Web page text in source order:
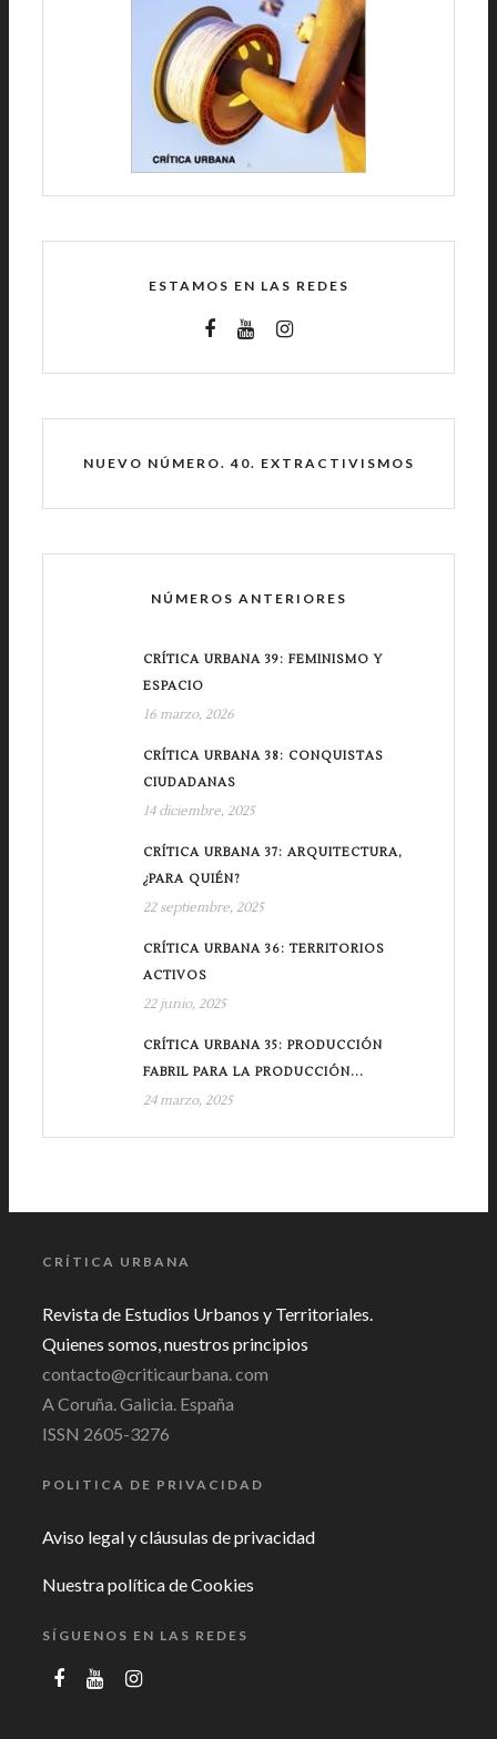
ESTAMOS EN LAS REDES
NUEVO NÚMERO. 40. EXTRACTIVISMOS
NÚMEROS ANTERIORES
CRÍTICA URBANA 39: FEMINISMO Y
ESPACIO
16 marzo, 2026
CRÍTICA URBANA 38: CONQUISTAS
CIUDADANAS
14 diciembre, 2025
CRÍTICA URBANA 37: ARQUITECTURA,
¿PARA QUIÉN?
22 septiembre, 2025
CRÍTICA URBANA 36: TERRITORIOS
ACTIVOS
22 junio, 2025
CRÍTICA URBANA 35: PRODUCCIÓN
FABRIL PARA LA PRODUCCIÓN...
24 marzo, 2025
CRÍTICA URBANA
Revista de Estudios Urbanos y Territoriales.
Quienes somos, nuestros principios
contacto@criticaurbana. com
A Coruña. Galicia. España
ISSN 2605-3276
POLITICA DE PRIVACIDAD
Aviso legal y cláusulas de privacidad
Nuestra política de Cookies
SÍGUENOS EN LAS REDES